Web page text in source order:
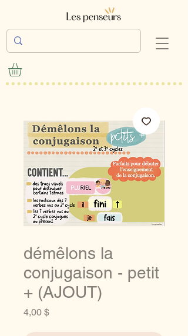
démêlons la
conjugaison - petit
+ (AJOUT)
4,00 $Prix